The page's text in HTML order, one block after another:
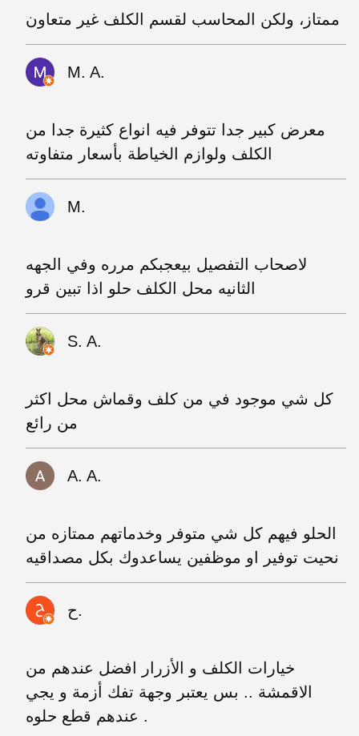
ممتاز، ولكن المحاسب لقسم الكلف غير متعاون
M. A.
معرض كبير جدا تتوفر فيه انواع كثيرة جدا من
الكلف ولوازم الخياطة بأسعار متفاوته
M.
لاصحاب التفصيل بيعجبكم مرره وفي الجهه
الثانيه محل الكلف حلو اذا تبين قرو
S. A.
كل شي موجود في من كلف وقماش محل اكثر
من رائع
A. A.
الحلو فيهم كل شي متوفر وخدماتهم ممتازه من
نحيت توفير او موظفين يساعدوك بكل مصداقيه
ح.
خيارات الكلف و الأزرار افضل عندهم من
الاقمشة .. بس يعتبر وجهة تفك أزمة و يجي
عندهم قطع حلوه .